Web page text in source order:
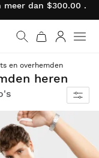
meer dan $300.00 .
en overhemden
heren